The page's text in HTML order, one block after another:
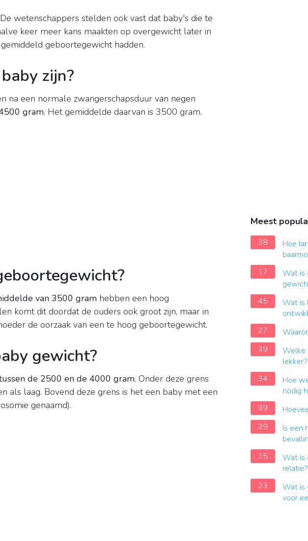
wetenschappers stelden ook vast dat baby's die te
keer meer kans maakten op overgewicht later in
geboortegewicht hadden.
zijn?
na een normale zwangerschapsduur van negen
gram. Het gemiddelde daarvan is 3500 gram.
van 3500 gram hebben een hoog
komt dit doordat de ouders ook groot zijn, maar in
de oorzaak van een te hoog geboortegewicht.
gewicht?
de 2500 en de 4000 gram. Onder deze grens
als laag. Bovend deze grens is het een baby met een
genaamd).
Meest
38
Hoe
17
Wat is
45
Wat is
27
39
Welke
lekker?
34
Hoe
nodig
39
39
Is een
15
Wat is
relatie?
23
Wat is
voor